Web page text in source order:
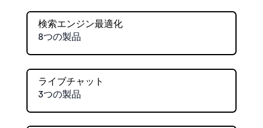
検索エンジン最適化
8つの製品
ライブチャット
3つの製品